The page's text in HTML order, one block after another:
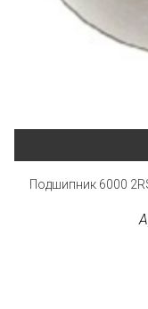
Подшипник 6000